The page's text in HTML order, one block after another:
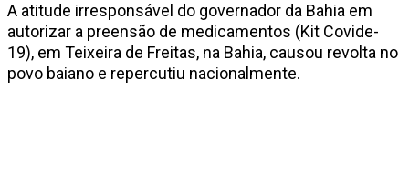
A atitude irresponsável do governador da Bahia em
autorizar a preensão de medicamentos (Kit Covide-
19), em Teixeira de Freitas, na Bahia, causou revolta no
povo baiano e repercutiu nacionalmente.